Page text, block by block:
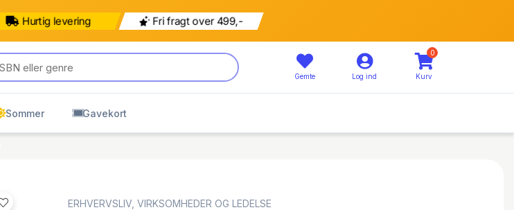
Hurtig levering Fri fragt over 499,-
Gemte Log ind
0
Kurv
Sommer Gavekort
ERHVERVSLIV, VIRKSOMHEDER OG LEDELSE